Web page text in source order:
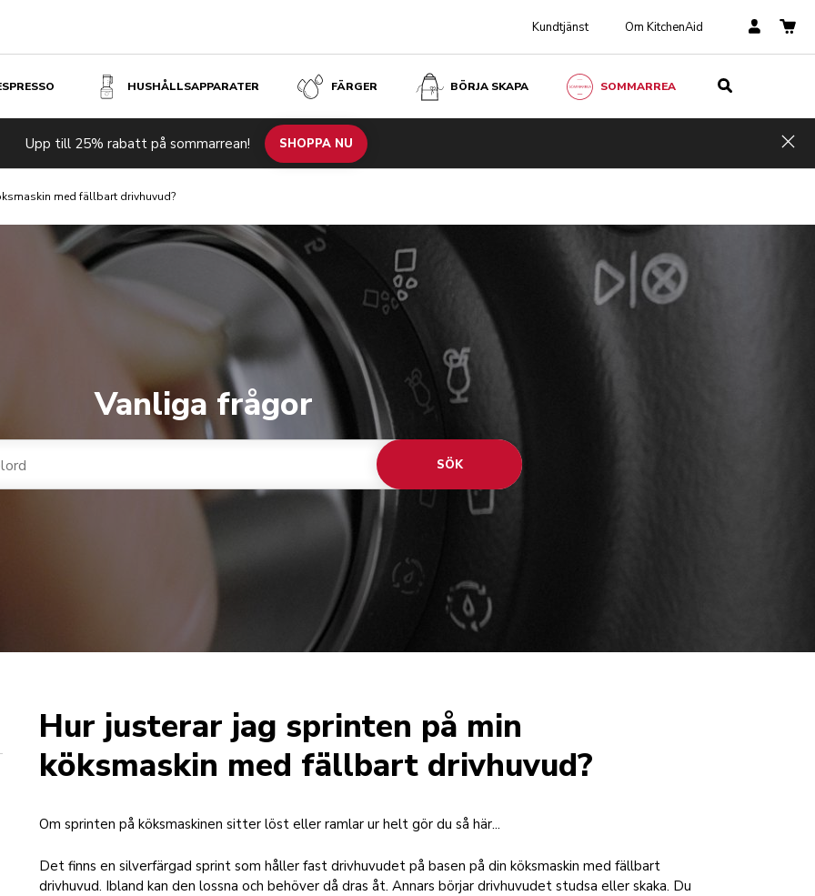
Kundtjänst Om KitchenAid
HUSHÅLLSAPPARATER FÄRGER BÖRJA SKAPA SOMMARREA
Upp till 25% rabatt på sommarrean! SHOPPA NU
med fällbart drivhuvud?
Vanliga frågor
SÖK
Hur justerar jag sprinten på min
köksmaskin med fällbart drivhuvud?
Om sprinten på köksmaskinen sitter löst eller ramlar ur helt gör du så här...
Det finns en silverfärgad sprint som håller fast drivhuvudet på basen på din köksmaskin med fällbart
drivhuvud. Ibland kan den lossna och behöver då dras åt. Annars börjar drivhuvudet studsa eller skaka. Du